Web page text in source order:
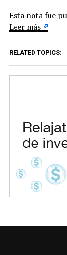
Esta nota fue
Leer más
RELATED TOPICS: